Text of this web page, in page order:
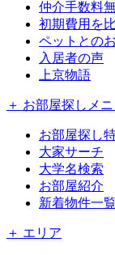
仲介手数料
初期費用を
ペットとの
入居者の声
上京物語
＋ お部屋探しメ
お部屋探し
大家サーチ
大学名検索
お部屋紹介
新着物件一覧
＋ エリア